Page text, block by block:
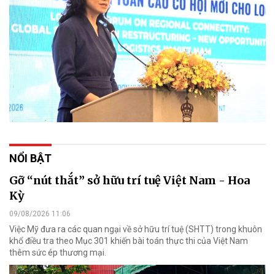
NỔI BẬT
Gỡ “nút thắt” sở hữu trí tuệ Việt Nam - Hoa
Kỳ
09/08/2026 11:06
Việc Mỹ đưa ra các quan ngại về sở hữu trí tuệ (SHTT) trong khuôn
khổ điều tra theo Mục 301 khiến bài toán thực thi của Việt Nam
thêm sức ép thương mại.